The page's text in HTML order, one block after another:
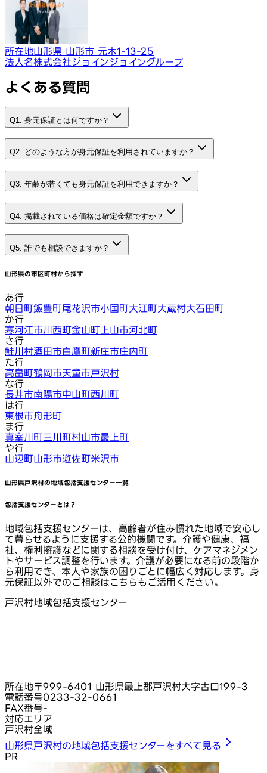
所在地山形県 山形市 元木1-13-25
法人名株式会社ジョインジョイングループ
よくある質問
Q1. 身元保証とは何ですか？
Q2. どのような方が身元保証を利用されていますか？
Q3. 年齢が若くても身元保証を利用できますか？
Q4. 掲載されている価格は確定金額ですか？
Q5. 誰でも相談できますか？
山形県の市区町村から探す
あ行
朝日町飯豊町尾花沢市小国町大江町大蔵村大石田町
か行
寒河江市川西町金山町 上山市河北町
さ行
鮭川村酒田市白鷹町新庄市庄内町
た行
高畠町鶴岡市天童市戸沢村
な行
長井市南陽市中山町西川町
は行
東根市舟形町
ま行
真室川町三川町村山市最上町
や行
山辺町山形市遊佐町米沢市
山形県戸沢村の地域包括支援センター一覧
包括支援センターとは？
地域包括支援センターは、高齢者が住み慣れた地域で安心し
て暮らせるように支援する公的機関です。介護や健康、福
祉、権利擁護などに関する相談を受け付け、ケアマネジメン
トやサービス調整を行います。介護が必要になる前の段階か
ら利用でき、本人や家族の困りごとに幅広く対応します。身
元保証以外でのご相談はこちらもご活用ください。
戸沢村地域包括支援センター
所在地〒999-6401 山形県最上郡戸沢村大字古口199-3
電話番号0233-32-0661
FAX番号-
対応エリア
戸沢村全域
山形県戸沢村の地域包括支援センターをすべて見る
PR